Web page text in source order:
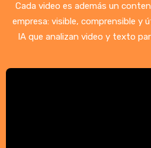
Cada video es además un
empresa: visible, comprensible y
IA que analizan video y texto